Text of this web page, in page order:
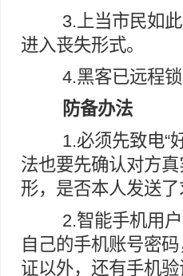
3.上当市民如此
进入丧失形式。
4.黑客已远程锁
防备办法
1.必须先致电“
法也要先确认对方
形，是否本人发送了
2.智能手机用户
自己的手机账号密
证以外，还有手机验